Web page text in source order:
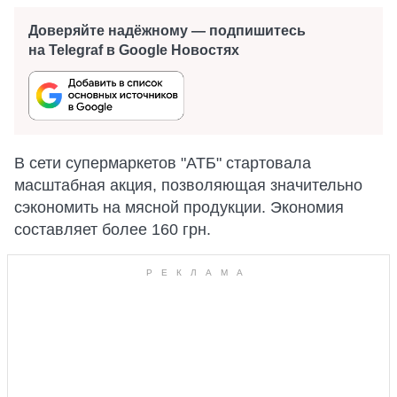
Доверяйте надёжному — подпишитесь
на Telegraf в Google Новостях
В сети супермаркетов "АТБ" стартовала
масштабная акция, позволяющая значительно
сэкономить на мясной продукции. Экономия
составляет более 160 грн.